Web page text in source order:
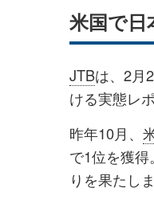
米国で日
JTBは、2月
ける実態レ
昨年10月、
で1位を獲
りを果たし